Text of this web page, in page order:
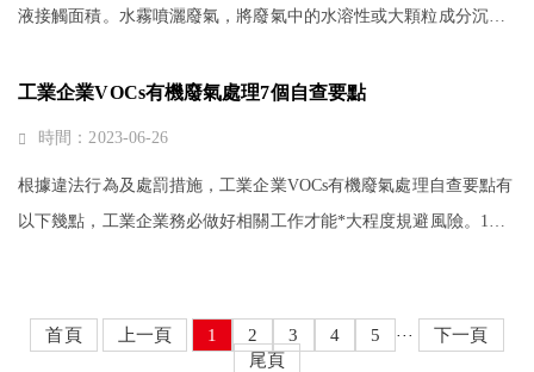
液接觸面積。水霧噴灑廢氣，將廢氣中的水溶性或大顆粒成分沉降
臺賬制度1、廢氣處理設備日常···
工業企業VOCs有機廢氣處理7個自查要點
時間：2023-06-26
根據違法行為及處罰措施，工業企業VOCs有機廢氣處理自查要點有
以下幾點，工業企業務必做好相關工作才能*大程度規避風險。1、
首頁 上一頁 1 2 3 4 5 ···
下一頁
尾頁